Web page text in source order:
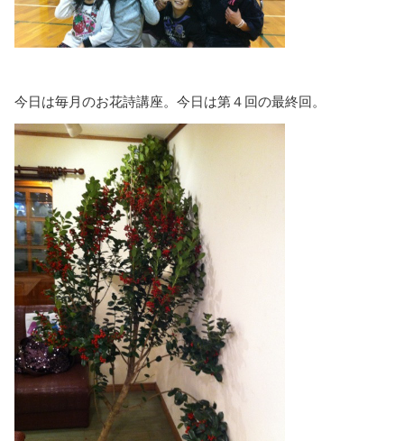
今日は毎月のお花詩講座。今日は第４回の最終回。